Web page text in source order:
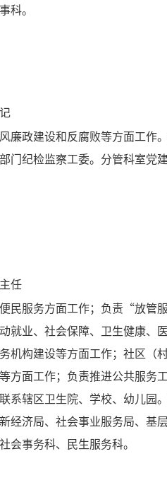
科。
廉政建设和反腐败等方面工作
门纪检监察工委。分管科室党
任
民服务方面工作；负责“放管
就业、社会保障、卫生健康、
机构建设等方面工作；社区（
方面工作；负责推进公共服务
系辖区卫生院、学校、幼儿园
经济局、社会事业服务局、基
会事务科、民生服务科。